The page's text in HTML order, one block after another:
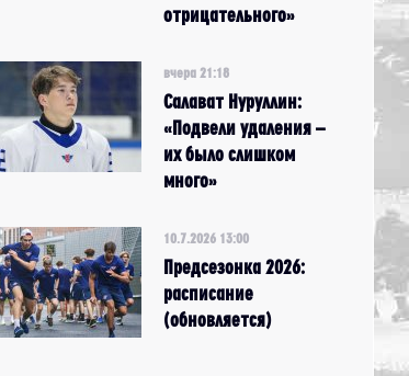
отрицательного»
вчера 21:18
Салават Нуруллин:
«Подвели удаления –
их было слишком
много»
10.7.2026 13:00
Предсезонка 2026:
расписание
(обновляется)